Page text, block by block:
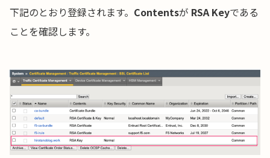
下記のとおり登録されます。 Contentsが RSA Keyである
ことを確認します。